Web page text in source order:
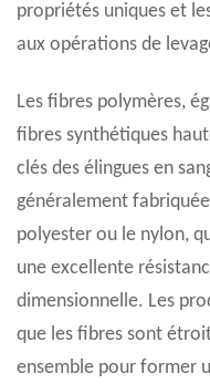
propriétés uniques et
aux opérations de
Les fibres polymères,
fibres synthétiques
clés des élingues en
généralement
polyester ou le nylon,
une excellente
dimensionnelle. Les
que les fibres sont
ensemble pour former